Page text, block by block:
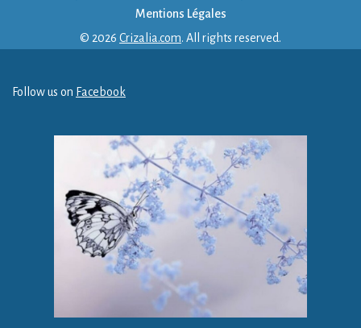
Mentions Légales
© 2026 Crizalia.com. All rights reserved.
Follow us on Facebook